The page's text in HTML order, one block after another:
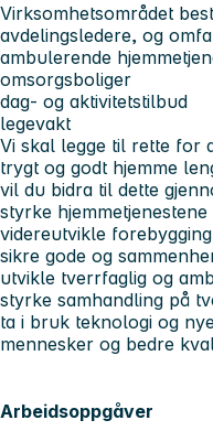
Virksomhetsområdet
avdelingsledere, og
ambulerende
omsorgsboliger
dag- og aktivitetstilbud
legevakt
Vi skal legge til rette for
trygt og godt hjemme
vil du bidra til dette
styrke
videreutvikle
sikre gode og
utvikle tverrfaglig og
styrke samhandling på
ta i bruk teknologi og
mennesker og bedre
Arbeidsoppgåver